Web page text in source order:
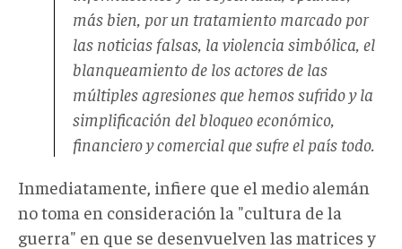
más bien, por un tratamiento marcado por
las noticias falsas, la violencia simbólica, el
blanqueamiento de los actores de las
múltiples agresiones que hemos sufrido y la
simplificación del bloqueo económico,
financiero y comercial que sufre el país todo.
Inmediatamente, infiere que el medio alemán
no toma en consideración la "cultura de la
guerra" en que se desenvuelven las matrices y